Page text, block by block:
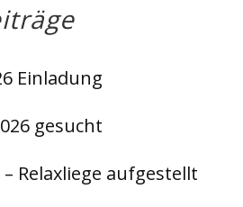
Einladung
gesucht
Relaxliege aufgestellt